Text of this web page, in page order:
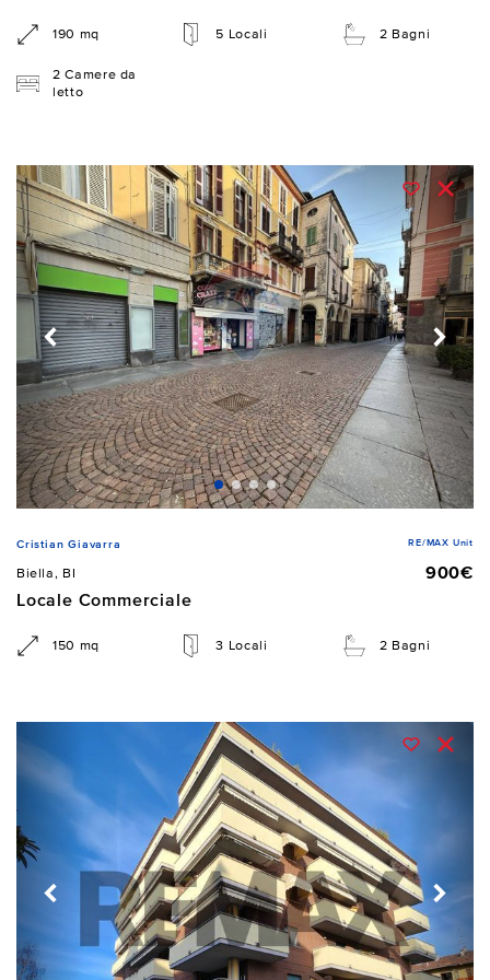
190 mq 5 Locali 2 Bagni
2 Camere da
letto
Cristian Giavarra RE/MAX Unit
Biella, BI
900€
Locale Commerciale
150 mq 3 Locali 2 Bagni